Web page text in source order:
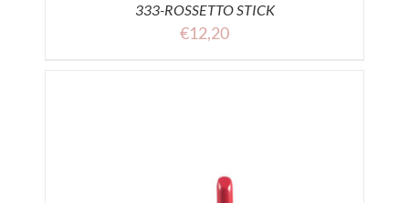
333-ROSSETTO STICK
€12,20